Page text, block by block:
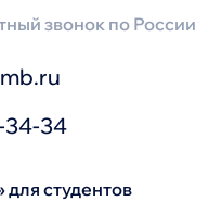
звонок по России
34-34
студентов